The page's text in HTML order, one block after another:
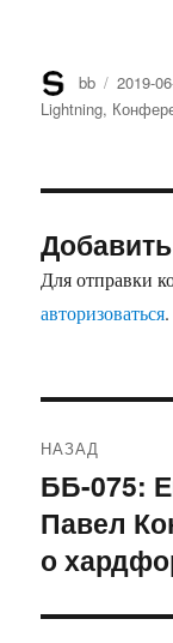
Автор
bb 2019-
Lightning,
Для отправки
авторизоваться.
по
записям
НАЗАД
Предыдущая
запись:
ББ-075:
Павел
о